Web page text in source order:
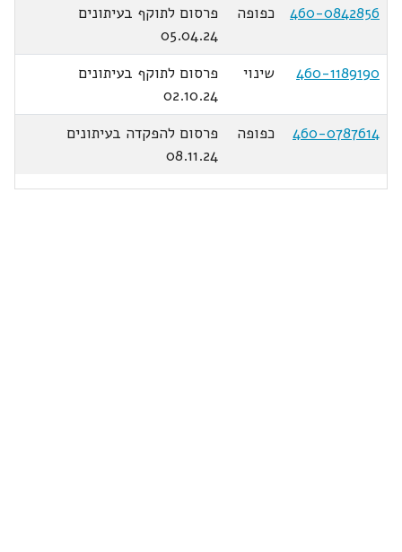
460-0842856
כפופה
פרסום לתוקף בעיתונים
05.04.24
460-1189190
שינוי
פרסום לתוקף בעיתונים
02.10.24
460-0787614
כפופה
פרסום להפקדה בעיתונים
08.11.24